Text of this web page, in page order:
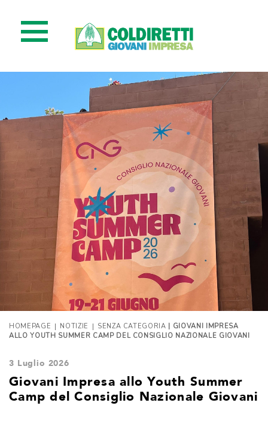
HOMEPAGE | NOTIZIE | SENZA CATEGORIA
| GIOVANI IMPRESA
ALLO YOUTH SUMMER CAMP DEL CONSIGLIO NAZIONALE GIOVANI
3 Luglio 2026
Giovani Impresa allo Youth Summer
Camp del Consiglio Nazionale Giovani